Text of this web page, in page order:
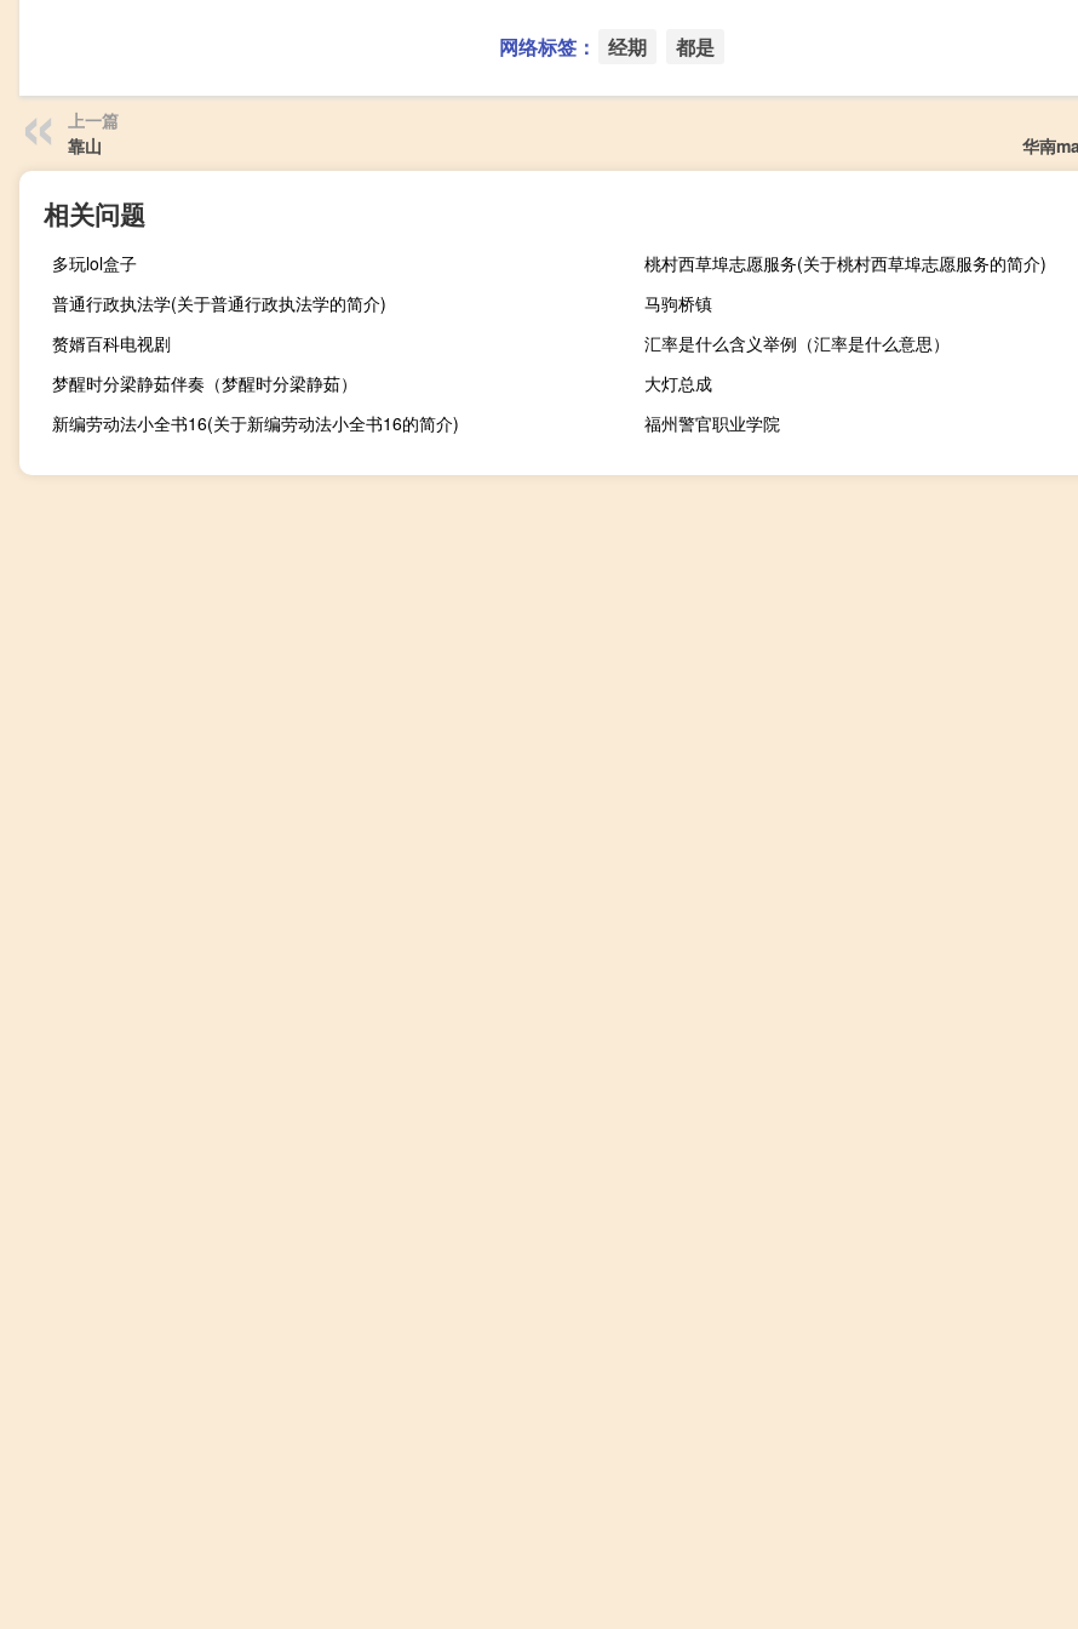
网络标签： 经期 都是
上一篇
靠山
华南
相关问题
多玩lol盒子
桃村西草埠志愿服务(关于桃村西草埠志愿服务的简介)
普通行政执法学(关于普通行政执法学的简介)
马驹桥镇
赘婿百科电视剧
汇率是什么含义举例（汇率是什么意思）
梦醒时分梁静茹伴奏（梦醒时分梁静茹）
大灯总成
新编劳动法小全书16(关于新编劳动法小全书16的简介)
福州警官职业学院